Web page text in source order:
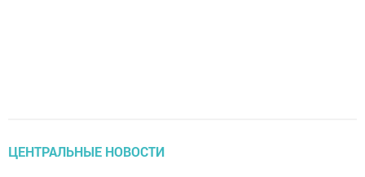
ЦЕНТРАЛЬНЫЕ НОВОСТИ